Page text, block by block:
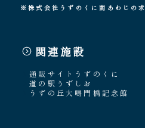
※株式会社うずのくに南あわじの
関連施設
通販サイトうずのくに
道の駅うずしお
うずの丘大鳴門橋記念館